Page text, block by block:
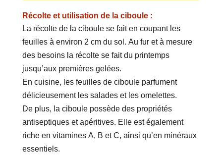
Récolte et utilisation de la ciboule :
La récolte de la ciboule se fait en coupant les
feuilles à environ 2 cm du sol. Au fur et à mesure
des besoins la récolte se fait du printemps
jusqu’aux premières gelées.
En cuisine, les feuilles de ciboule parfument
délicieusement les salades et les omelettes.
De plus, la ciboule possède des propriétés
antiseptiques et apéritives. Elle est également
riche en vitamines A, B et C, ainsi qu’en minéraux
essentiels.